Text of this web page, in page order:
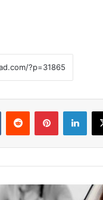
‫X لينكدإن بينتيريست